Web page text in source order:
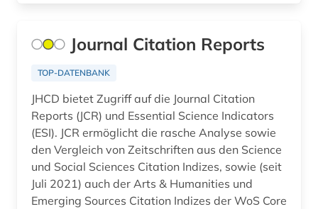
argentinien (1)
aristoteles (1)
arizona (1)
arktis (1)
armenfürsorge (2)
Spanien (5)
Suedasien (3)
Suedostasien (3)
Suedosteuropa (1)
Thueringen (3)
Journal Citation Reports
TOP-DATENBANK
JHCD bietet Zugriff auf die Journal Citation
Reports (JCR) und Essential Science Indicators
(ESI). JCR ermöglicht die rasche Analyse sowie
den Vergleich von Zeitschriften aus den Science
und Social Sciences Citation Indizes, sowie (seit
Juli 2021) auch der Arts & Humanities und
Emerging Sources Citation Indizes der WoS Core